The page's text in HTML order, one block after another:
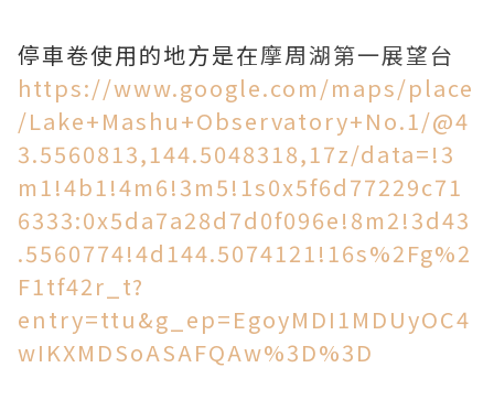
停車卷使用的地方是在摩周湖第一展望台
https://www.google.com/maps/place
/Lake+Mashu+Observatory+No.1/@4
3.5560813,144.5048318,17z/data=!3
m1!4b1!4m6!3m5!1s0x5f6d77229c71
6333:0x5da7a28d7d0f096e!8m2!3d43
.5560774!4d144.5074121!16s%2Fg%2
F1tf42r_t?
entry=ttu&g_ep=EgoyMDI1MDUyOC4
wIKXMDSoASAFQAw%3D%3D